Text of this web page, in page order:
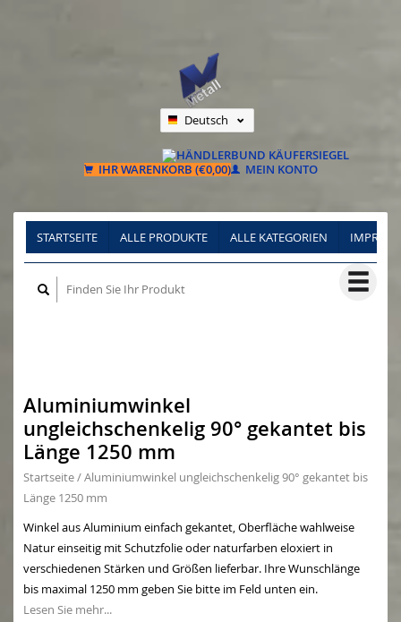
Deutsch
Français
IHR WARENKORB (€0,00) MEIN KONTO
STARTSEITE ALLE PRODUKTE ALLE KATEGORIEN
Aluminiumwinkel
ungleichschenkelig 90° gekantet bis
Länge 1250 mm
Startseite/Aluminiumwinkel ungleichschenkelig 90° gekantet bis
Länge 1250 mm
Winkel aus Aluminium einfach gekantet, Oberfläche wahlweise
Natur einseitig mit Schutzfolie oder naturfarben eloxiert in
verschiedenen Stärken und Größen lieferbar. Ihre Wunschlänge
bis maximal 1250 mm geben Sie bitte im Feld unten ein.
Lesen Sie mehr...